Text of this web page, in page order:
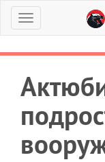
Меню